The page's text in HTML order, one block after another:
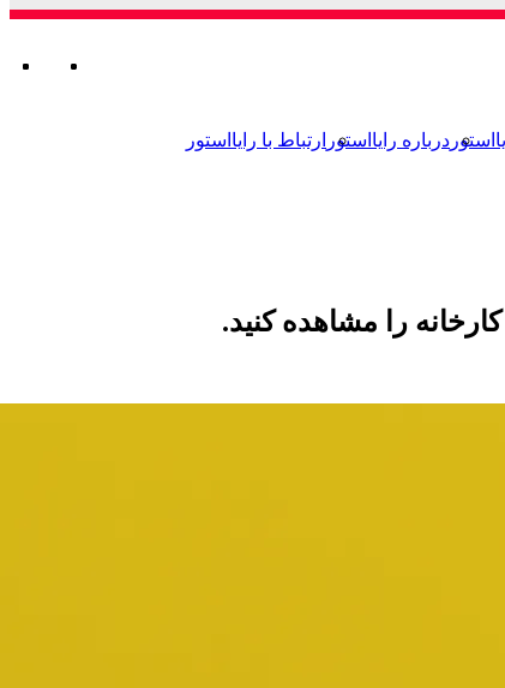
درباره رایااستور ارتباط با رایااستور
ورود
تغییر
جستجو
را مشاهده کنید.